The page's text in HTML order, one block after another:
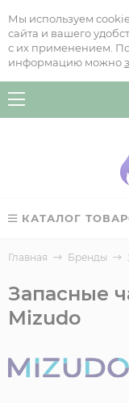
Мы используем
сайта и вашего
с их применением.
информацию можно
КАТАЛОГ
Главная Бренды
Запасные
Mizudo